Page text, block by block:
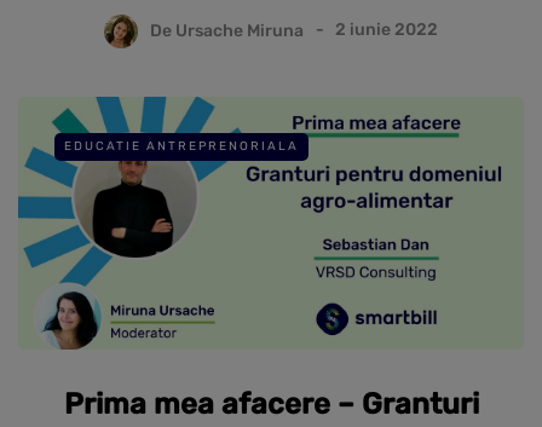
De Ursache Miruna 2 iunie 2022
EDUCATIE ANTREPRENORIALA
Prima mea afacere – Granturi